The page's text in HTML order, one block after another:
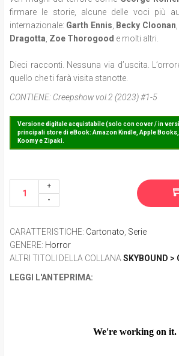
firmare le storie, alcune delle voci più
internazionale: Garth Ennis Becky Cloonan
Dragotta Zoe Thorogood e molti altri.
Dieci racconti. Nessuna via d’uscita.
quello che ti farà visita stanotte.
CONTIENE: Creepshow vol.2 (2023) #1-5
Versione digitale acquistabile (solo con cover / in
principali store di eBook: Amazon Kindle, Apple Books,
Koomy e Zipaki.
CARATTERISTICHE: Cartonato Serie
GENERE: Horror
ALTRI TITOLI DELLA COLLANA SKYBOUND >
LEGGI L'ANTEPRIMA: